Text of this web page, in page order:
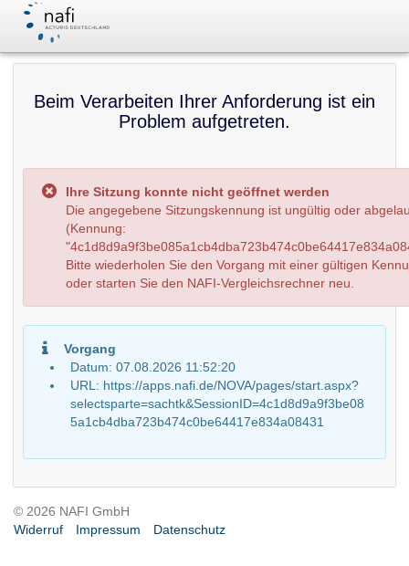
Beim Verarbeiten Ihrer Anforderung ist ein
Problem aufgetreten.
Ihre Sitzung konnte nicht geöffnet werden
Die angegebene Sitzungskennung ist ungültig oder
(Kennung:
Bitte wiederholen Sie den Vorgang mit einer gültigen
oder starten Sie den NAFI-Vergleichsrechner neu.
Vorgang
Datum: 07.08.2026 11:52:20
URL: https://apps.nafi.de/NOVA/pages/start.aspx?
selectsparte=sachtk&SessionID=4c1d8d9a9f3be08
5a1cb4dba723b474c0be64417e834a08431
© 2026 NAFI GmbH
Widerruf
Impressum Datenschutz